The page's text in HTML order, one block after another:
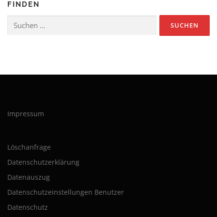
FINDEN
nach:
Impressum
Löschanfrage
Datenschutzerklärung
Datenauszug
Datenschutzeinstellungen Benutzer
Datenschutz